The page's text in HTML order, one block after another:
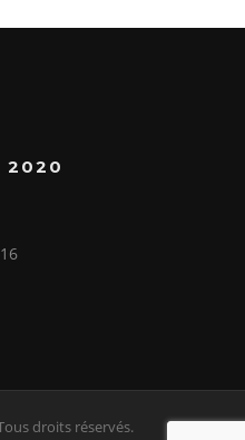
2020
droits réservés.